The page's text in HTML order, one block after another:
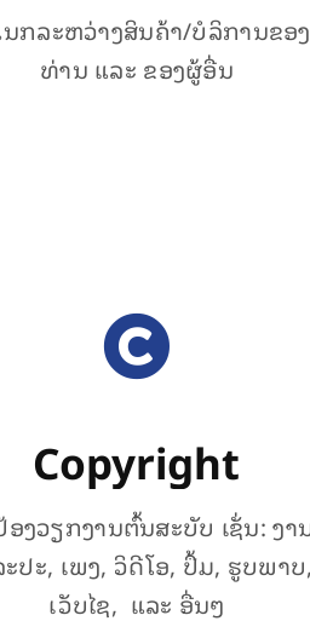
ກລະຫວ່າງສິນຄ້າ/ບໍລິການຂອງ
ທ່ານ ແລະ ຂອງຜູ້ອື່ນ
Copyright
ງວຽກງານຕົ້ນສະບັບ ເຊັ່ນ: ງາ
ປະ, ເພງ, ວິດີໂອ, ປຶ້ມ, ຮູບພາບ,
ເວັບໄຊ, ແລະ ອື່ນໆ